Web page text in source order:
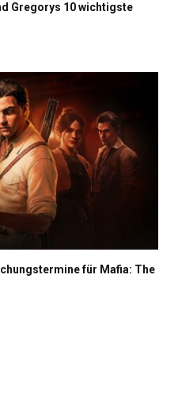
Gregorys 10 wichtigste
für Mafia: The